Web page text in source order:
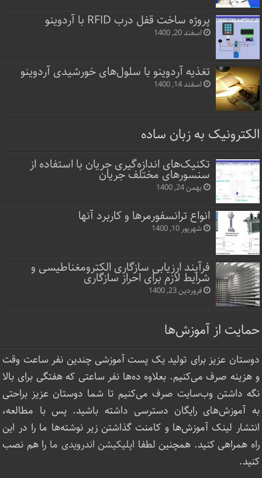
پروژه ساخت قفل‌ درب RFID با آردوینو
اسفند 20, 1400
تغذیه آردوینو با سلول‌های خورشیدی آردوینو
اسفند 14, 1400
الکترونیک به زبان ساده
تکنیک‌های اندازه‌گیری جریان با استفاده از
سنسورهای مختلف جریان
بهمن 24, 1400
انواع ترانسفورمرها و کاربرد آنها
شهریور 10, 1400
فرآیند ارزیابی سازگاری الکترومغناطیسی و
شرایط لازم برای احراز سازگاری
فروردین 23, 1400
حمایت از آموزش‌ها
دوستان عزیز برای تولید یک پست آموزشی چندین نفر ساعت‌ وقت
و هزینه صرف می‌کنیم. بعلاوه ده‌ها نفر ساعتی که هفتگی برای بالا
نگه داشتن وب‌سایت صرف ‌می‌کنیم تا شما دوستان عزیز براحتی
به آموزش‌های رایگان دسترسی داشته باشید. پس با مطالعه،
انتشار لینک‌ آموزش‌ها و کامنت گذاشتن زیر نوشته‌‌ها ما را در این
راه همراهی کنید. همچنین لطفا اپلیکیشن اندرویدی ما را هم نصب
کنید.